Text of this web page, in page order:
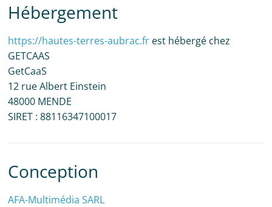
Hébergement
https://hautes-terres-aubrac.fr est hébergé chez
GETCAAS
GetCaaS
12 rue Albert Einstein
48000 MENDE
SIRET : 88116347100017
Conception
AFA-Multimédia SARL